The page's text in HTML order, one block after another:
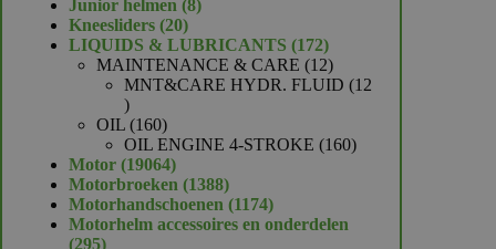
product
Junior helmen 88
Kneesliders 2020
producten
LIQUIDS & LUBRICANTS 172172
producten
MAINTENANCE & CARE 1212
producten
MNT&CARE HYDR. FLUID
12
12
producten
OIL 160160
producten
OIL ENGINE 4-STROKE 160160
Motor 1906419064
producten
Motorbroeken 13881388
producten
Motorhandschoenen 11741174
producten
Motorhelm accessoires en onderdelen
295295